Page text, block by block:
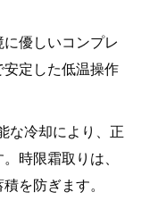
に優しいコンプレ
定した低温操作
な冷却により、正
時限霜取りは、
を防ぎます。